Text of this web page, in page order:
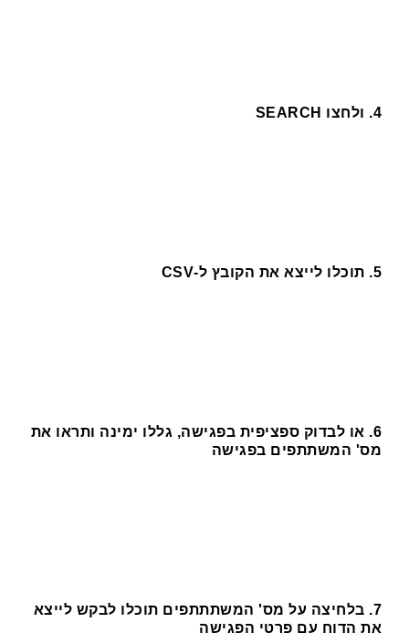
4. ולחצו SEARCH
5. תוכלו לייצא את הקובץ ל-CSV
6. או לבדוק ספציפית בפגישה, גללו ימינה ותראו את
מס' המשתתפים בפגישה
7. בלחיצה על מס' המשתתתפים תוכלו לבקש לייצא
את הדוח עם פרטי הפגישה